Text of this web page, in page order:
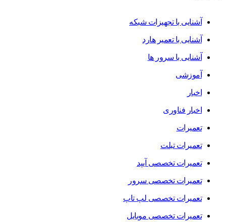
آشنایی با تجهیزات شبکه
آشنایی با تعمیر هارد
آشنایی با سرور ها
آموزشی
اخبار
اخبار فناوری
تعمیرات
تعمیرات تبلت
تعمیرات تخصصی آیپد
تعمیرات تخصصی سرور
تعمیرات تخصصی لپ تاپ
تعمیرات تخصصی موبایل